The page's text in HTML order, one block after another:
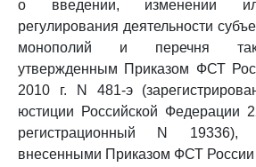
о введении, изменении
регулирования деятельности
монополий и перечня
утвержденным Приказом ФСТ
2010 г. N 481-э
юстиции Российской Федерации
регистрационный N 19336),
внесенными Приказом ФСТ России